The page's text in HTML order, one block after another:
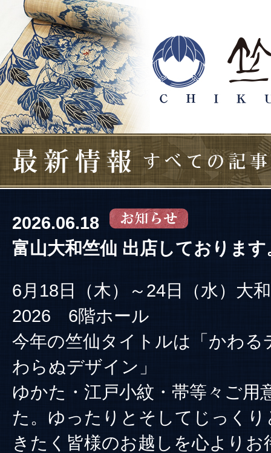
2026.06.18
富山大和竺仙 出店しております
6月18日（木）～24日（水）大
2026 6階ホール
今年の竺仙タイトルは「かわ
わらぬデザイン」
ゆかた・江戸小紋・帯等々ご用
た。ゆったりとそしてじっく
きたく皆様のお越しを心よりお